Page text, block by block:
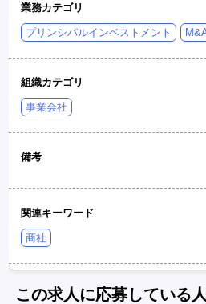
業務カテゴリ
プリンシパルインベストメント
組織カテゴリ
事業会社
備考
関連キーワード
商社
この求人に応募している